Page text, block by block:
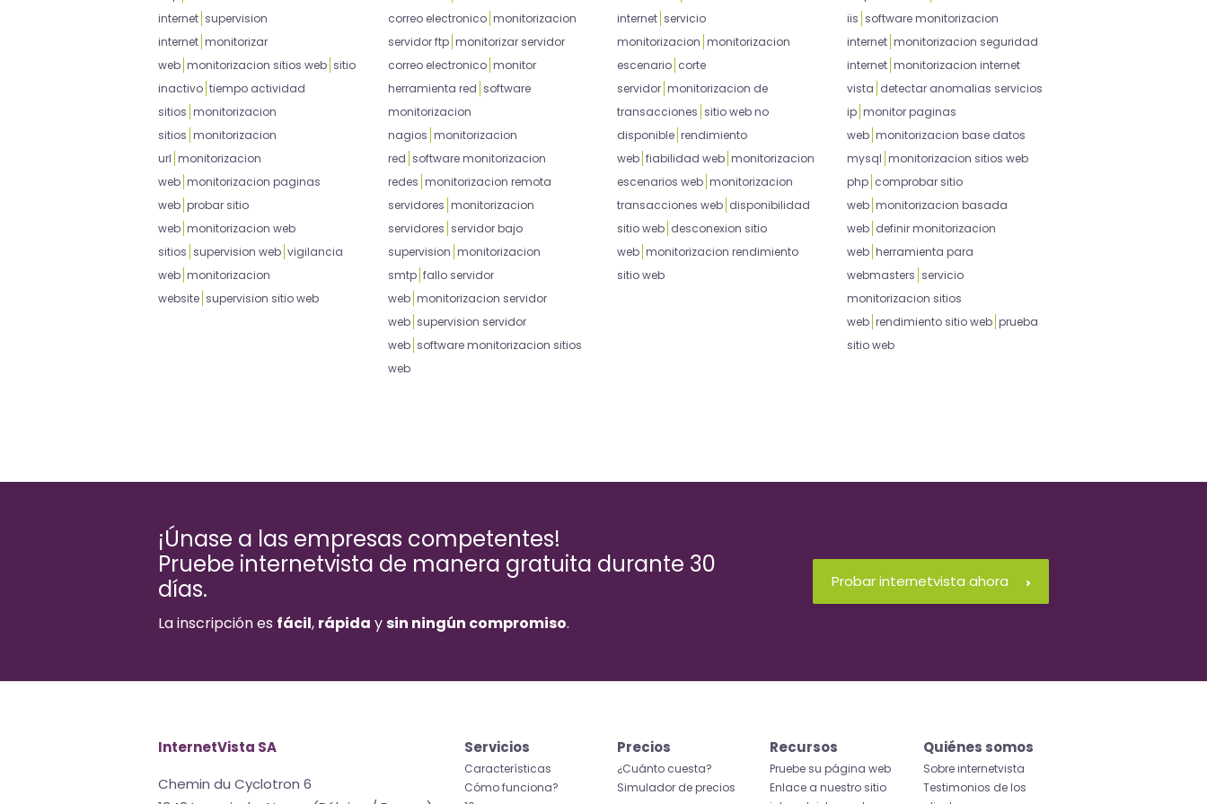
internet supervision
internet monitorizar
web monitorizacion sitios web sitio
inactivo tiempo actividad
sitios monitorizacion
sitios monitorizacion
url monitorizacion
web monitorizacion paginas
web probar sitio
web monitorizacion web
sitios supervision web vigilancia
web monitorizacion
website supervision sitio web
correo electronico monitorizacion
servidor ftp monitorizar servidor
correo electronico monitor
herramienta red software
monitorizacion
nagios monitorizacion
red software monitorizacion
redes monitorizacion remota
servidores monitorizacion
servidores servidor bajo
supervision monitorizacion
smtp fallo servidor
web monitorizacion servidor
web supervision servidor
web software monitorizacion sitios
web
internet servicio
monitorizacion monitorizacion
escenario corte
servidor monitorizacion de
transacciones sitio web no
disponible rendimiento
web fiabilidad web monitorizacion
escenarios web monitorizacion
transacciones web disponibilidad
sitio web desconexion sitio
web monitorizacion rendimiento
sitio web
iis software monitorizacion
internet monitorizacion seguridad
internet monitorizacion internet
vista detectar anomalias servicios
ip monitor paginas
web monitorizacion base datos
mysql monitorizacion sitios web
php comprobar sitio
web monitorizacion basada
web definir monitorizacion
web herramienta para
webmasters servicio
monitorizacion sitios
web rendimiento sitio web prueba
sitio web
¡Únase a las empresas competentes!
Pruebe internetvista de manera gratuita durante 30
días.
La inscripción es fácil, rápida ysin ningún compromiso.
Probar internetvista ahora
InternetVista SA
Chemin du Cyclotron 6
Servicios
Características
Cómo funciona?
Precios
¿Cuánto cuesta?
Simulador de precios
Recursos
Pruebe su página web
Enlace a nuestro sitio
Quiénes somos
Sobre internetvista
Testimonios de los